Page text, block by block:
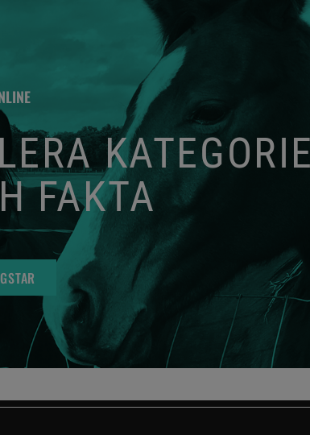
FAKTA